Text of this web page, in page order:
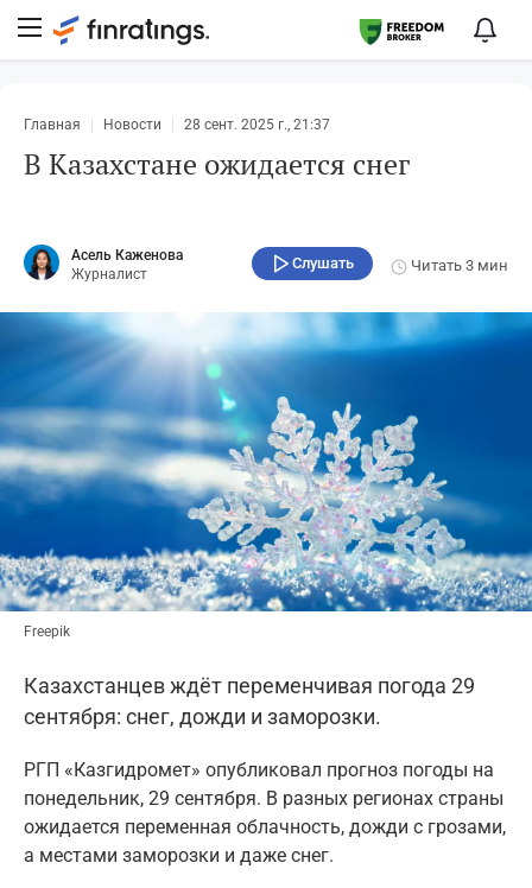
Главная Новости 28 сент. 2025 г., 21:37
В Казахстане ожидается снег
Асель Каженова
Журналист
Слушать Читать 3 мин
Freepik
Казахстанцев ждёт переменчивая погода 29
сентября: снег, дожди и заморозки.
РГП «Казгидромет» опубликовал прогноз погоды на
понедельник, 29 сентября. В разных регионах страны
ожидается переменная облачность, дожди с грозами,
а местами заморозки и даже снег.